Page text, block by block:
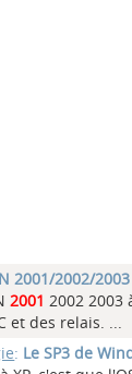
2001/2002/2003
2001 2002
et des relais. ...
: Le SP3 de